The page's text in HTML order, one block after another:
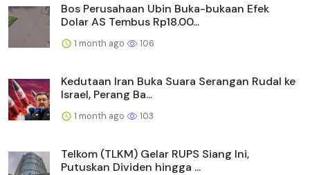
Bos Perusahaan Ubin Buka-bukaan Efek
Dolar AS Tembus Rp18.00...
1 month ago 106
Kedutaan Iran Buka Suara Serangan Rudal ke
Israel, Perang Ba...
1 month ago 103
Telkom (TLKM) Gelar RUPS Siang Ini,
Putuskan Dividen hingga ...